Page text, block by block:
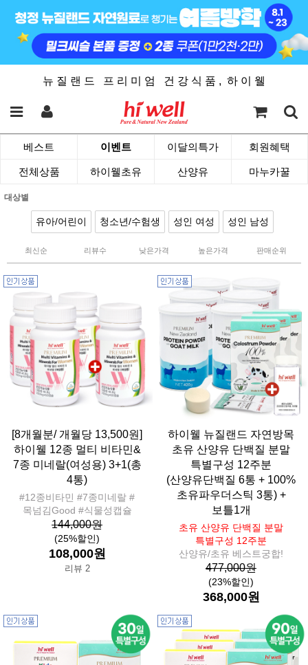
뉴 질 랜 드 프 리 미 엄 건 강 식 품 , 하 이 웰
베스트 이벤트 이달의특가 회원혜택
전체상품 하이웰초유 산양유 마누카꿀
대상별
유아/어린이 청소년/수험생 성인 여성 성인 남성
최신순 리뷰수 낮은가격 높은가격 판매순위
[8개월분/ 개월당 13,500원]
하이웰 12종 멀티 비타민&
7종 미네랄(여성용) 3+1(총
4통)
#12종비타민 #7종미네랄 #
목넘김Good #식물성캡슐
144,000원
(25%할인)
108,000원
리뷰 2
하이웰 뉴질랜드 자연방목
초유 산양유 단백질 분말
특별구성 12주분
(산양유단백질 6통 + 100%
초유파우더스틱 3통) +
보틀1개
초유 산양유 단백질 분말
특별구성 12주분
산양유/초유 베스트궁합!
477,000원
(23%할인)
368,000원